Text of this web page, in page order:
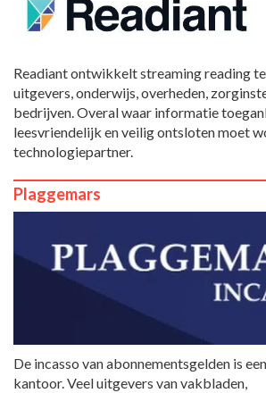
Readiant ontwikkelt streaming reading
uitgevers, onderwijs, overheden,
bedrijven. Overal waar informatie
leesvriendelijk en veilig ontsloten moet
technologiepartner.
Plaggemars
De incasso van abonnementsgelden is
kantoor. Veel uitgevers van vakbladen,